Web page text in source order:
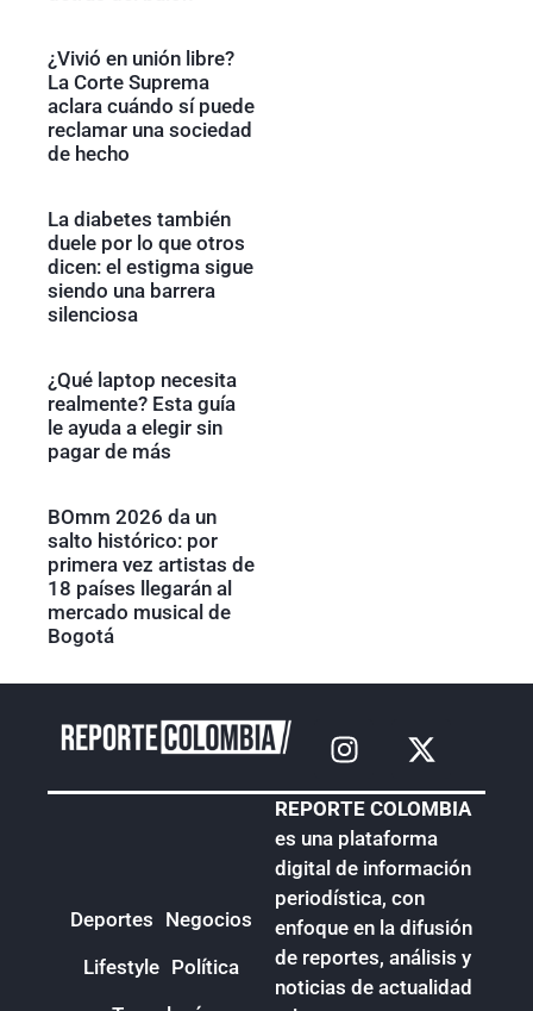
¿Vivió en unión libre?
La Corte Suprema
aclara cuándo sí puede
reclamar una sociedad
de hecho
La diabetes también
duele por lo que otros
dicen: el estigma sigue
siendo una barrera
silenciosa
¿Qué laptop necesita
realmente? Esta guía
le ayuda a elegir sin
pagar de más
BOmm 2026 da un
salto histórico: por
primera vez artistas de
18 países llegarán al
mercado musical de
Bogotá
Deportes Negocios
Lifestyle Política
REPORTE COLOMBIA
es una plataforma
digital de información
periodística, con
enfoque en la difusión
de reportes, análisis y
noticias de actualidad